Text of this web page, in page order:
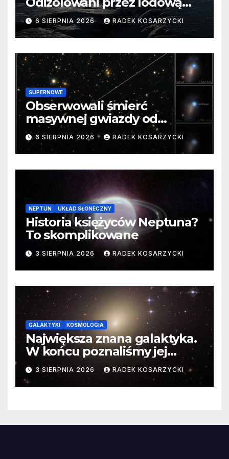
barierę
6 SIERPNIA 2026 RADEK KOSARZYCKI
SUPERNOWE
Obserwowali śmierć
masywnej gwiazdy od
samego początku. Niezwykle
cenne dane
6 SIERPNIA 2026 RADEK KOSARZYCKI
NEPTUN UKŁAD SŁONECZNY
Historia księżyców Neptuna?
To skomplikowane
3 SIERPNIA 2026 RADEK KOSARZYCKI
GALAKTYKI KOSMOLOGIA
Największa znana galaktyka.
W końcu poznaliśmy jej
faktyczne wymiary
3 SIERPNIA 2026 RADEK KOSARZYCKI